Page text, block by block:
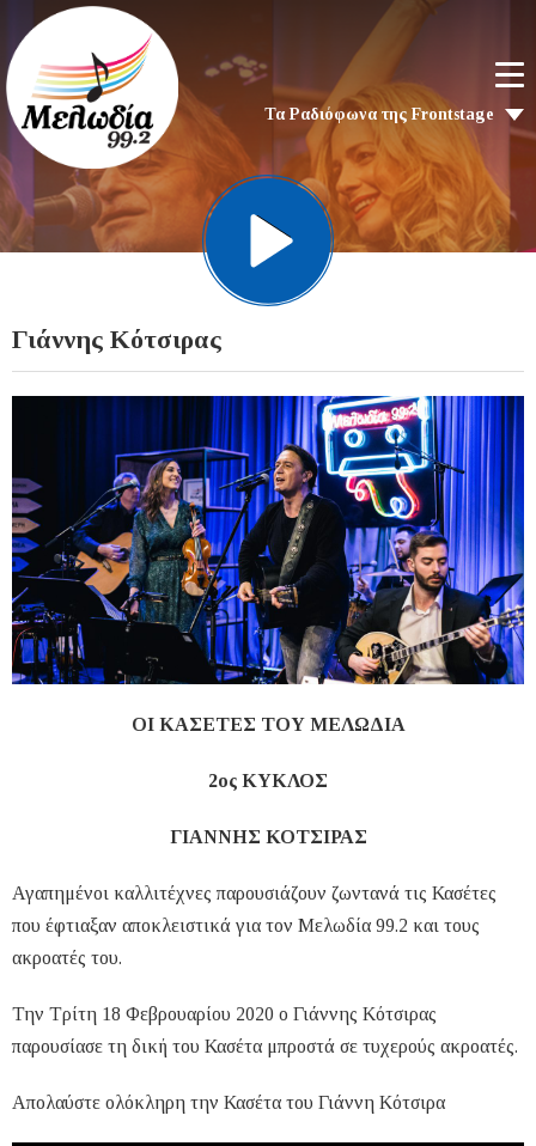
Τα Ραδιόφωνα της Frontstage
Γιάννης Κότσιρας
ΟΙ ΚΑΣΕΤΕΣ ΤΟΥ ΜΕΛΩΔΙΑ
2ος ΚΥΚΛΟΣ
ΓΙΑΝΝΗΣ ΚΟΤΣΙΡΑΣ
Αγαπημένοι καλλιτέχνες παρουσιάζουν ζωντανά τις Κασέτες
που έφτιαξαν αποκλειστικά για τον Μελωδία 99.2 και τους
ακροατές του.
Την Τρίτη 18 Φεβρουαρίου 2020 ο Γιάννης Κότσιρας
παρουσίασε τη δική του Κασέτα μπροστά σε τυχερούς ακροατές.
Απολαύστε ολόκληρη την Κασέτα του Γιάννη Κότσιρα